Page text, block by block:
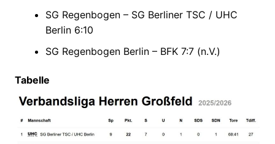
SG Regenbogen – SG Berliner TSC / UHC
Berlin 6:10
SG Regenbogen Berlin – BFK 7:7 (n.V.)
Tabelle